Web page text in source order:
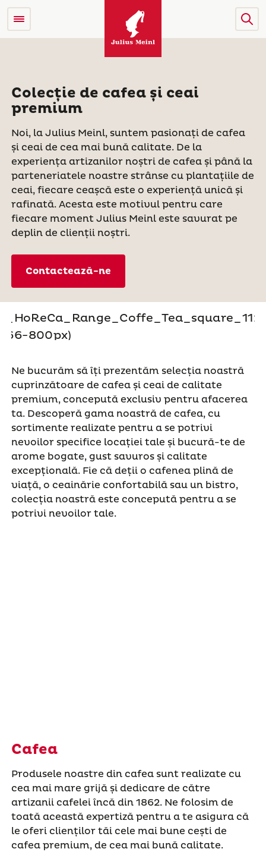
Colecție de cafea și ceai
premium
Noi, la Julius Meinl, suntem pasionați de cafea
și ceai de cea mai bună calitate. De la
experiența artizanilor noștri de cafea și până la
parteneriatele noastre strânse cu plantațiile de
ceai, fiecare ceașcă este o experiență unică și
rafinată. Acesta este motivul pentru care
fiecare moment Julius Meinl este savurat pe
deplin de clienții noștri.
Contactează-ne
Ne bucurăm să îți prezentăm selecția noastră
cuprinzătoare de cafea și ceai de calitate
premium, concepută exclusiv pentru afacerea
ta. Descoperă gama noastră de cafea, cu
sortimente realizate pentru a se potrivi
nevoilor specifice locației tale și bucură-te de
arome bogate, gust savuros și calitate
excepțională. Fie că deții o cafenea plină de
viață, o ceainărie confortabilă sau un bistro,
colecția noastră este concepută pentru a se
potrivi nevoilor tale.
Cafea
Produsele noastre din cafea sunt realizate cu
cea mai mare grijă și dedicare de către
artizanii cafelei încă din 1862. Ne folosim de
toată această expertiză pentru a te asigura că
le oferi clienților tăi cele mai bune cești de
cafea premium, de cea mai bună calitate.